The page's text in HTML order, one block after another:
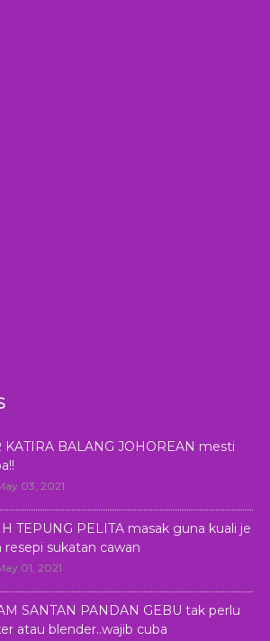
KATIRA BALANG JOHOREAN mesti
03, 2021
TEPUNG PELITA masak guna kuali je
resepi sukatan cawan
01, 2021
SANTAN PANDAN GEBU tak perlu
atau blender..wajib cuba